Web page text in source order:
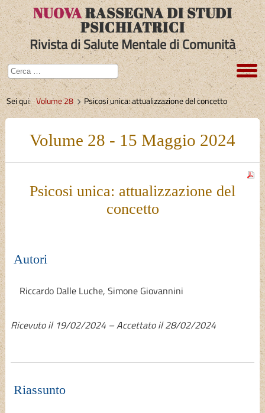
NUOVARASSEGNA DI STUDI
PSICHIATRICI
Rivista di Salute Mentale di Comunità
Sei qui:Volume 28 Psicosi unica: attualizzazione del concetto
Volume 28 - 15 Maggio 2024
Psicosi unica: attualizzazione del
concetto
Autori
Riccardo Dalle Luche, Simone Giovannini
Ricevuto il 19/02/2024 – Accettato il 28/02/2024
Riassunto